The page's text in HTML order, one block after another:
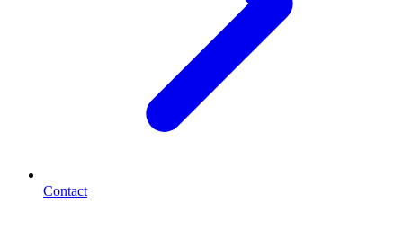
Contact